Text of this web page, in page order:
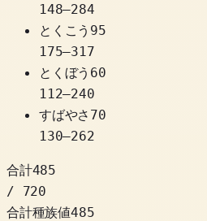
148–284
とくこう 95
175–317
とくぼう 60
112–240
すばやさ 70
130–262
合計485
/ 720
合計種族値485